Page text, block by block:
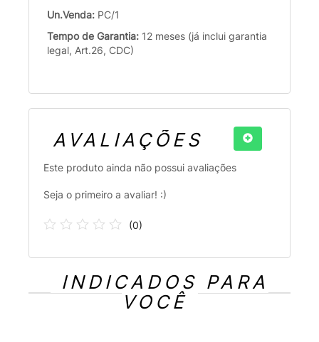
Un.Venda: PC/1
Tempo de Garantia: 12 meses (já inclui garantia
legal, Art.26, CDC)
AVALIAÇÕES
Este produto ainda não possui avaliações
Seja o primeiro a avaliar! :)
(0)
INDICADOS PARA
VOCÊ